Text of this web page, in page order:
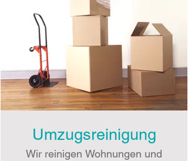
Umzugsreinigung
Wir reinigen Wohnungen und